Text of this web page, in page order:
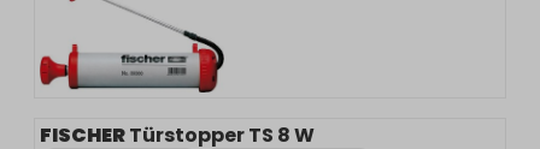
FISCHERTürstopper TS 8 W